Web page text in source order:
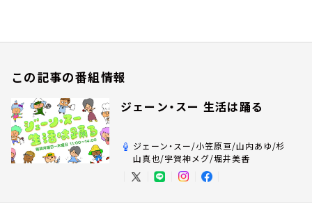
この記事の番組情報
ジェーン・スー 生活は踊る
ジェーン・スー/小笠原亘/山内あゆ/杉
山真也/宇賀神メグ/堀井美香